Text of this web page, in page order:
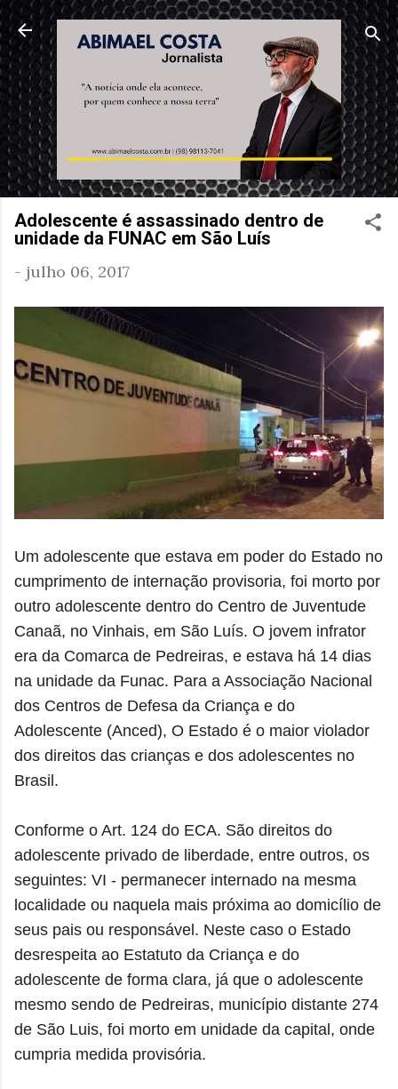
Pular para o conteúdo principal
Adolescente é assassinado dentro de
unidade da FUNAC em São Luís
- julho 06, 2017
Um adolescente que estava em poder do Estado no
cumprimento de internação provisoria, foi morto por
outro adolescente dentro do Centro de Juventude
Canaã, no Vinhais, em São Luís. O jovem infrator
era da Comarca de Pedreiras, e estava há 14 dias
na unidade da Funac. Para a Associação Nacional
dos Centros de Defesa da Criança e do
Adolescente (Anced), O Estado é o maior violador
dos direitos das crianças e dos adolescentes no
Brasil.
Conforme o Art. 124 do ECA. São direitos do
adolescente privado de liberdade, entre outros, os
seguintes: VI - permanecer internado na mesma
localidade ou naquela mais próxima ao domicílio de
seus pais ou responsável. Neste caso o Estado
desrespeita ao Estatuto da Criança e do
adolescente de forma clara, já que o adolescente
mesmo sendo de Pedreiras, município distante 274
de São Luis, foi morto em unidade da capital, onde
cumpria medida provisória.